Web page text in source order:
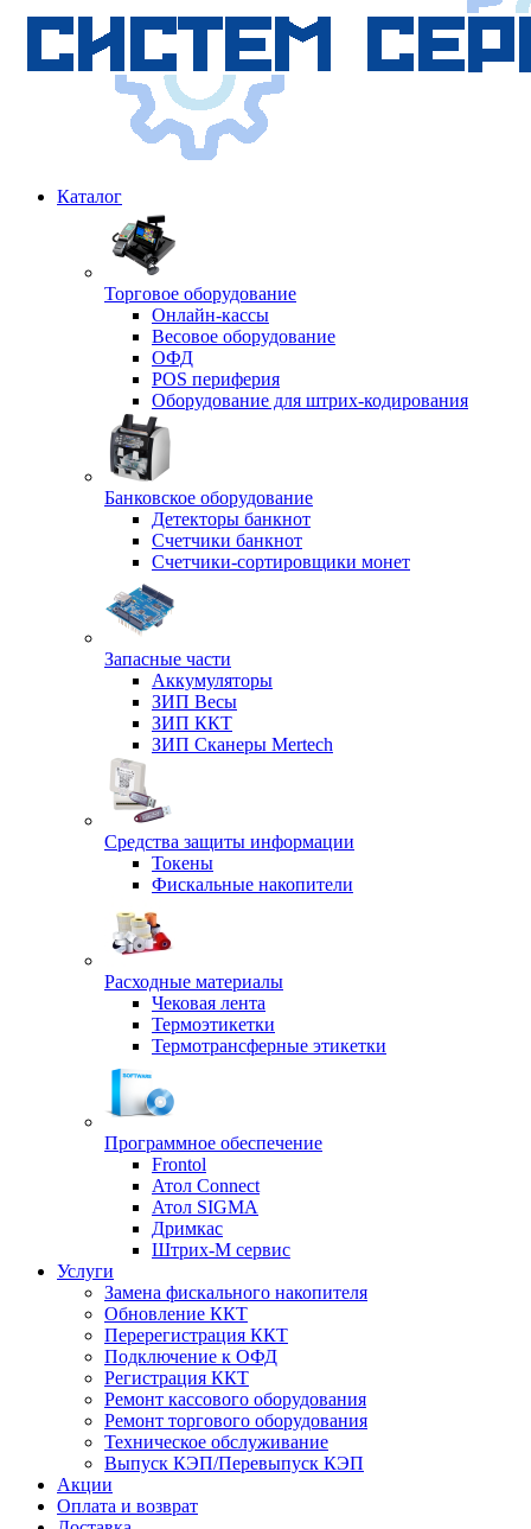
Каталог
Торговое оборудование
Онлайн-кассы
Весовое оборудование
ОФД
POS периферия
Оборудование для штрих-кодирования
Банковское оборудование
Детекторы банкнот
Счетчики банкнот
Счетчики-сортировщики монет
Запасные части
Аккумуляторы
ЗИП Весы
ЗИП ККТ
ЗИП Сканеры Mertech
Средства защиты информации
Токены
Фискальные накопители
Расходные материалы
Чековая лента
Термоэтикетки
Термотрансферные этикетки
Программное обеспечение
Frontol
Атол Connect
Атол SIGMA
Дримкас
Штрих-М сервис
Услуги
Замена фискального накопителя
Обновление ККТ
Перерегистрация ККТ
Подключение к ОФД
Регистрация ККТ
Ремонт кассового оборудования
Ремонт торгового оборудования
Техническое обслуживание
Выпуск КЭП/Перевыпуск КЭП
Акции
Оплата и возврат